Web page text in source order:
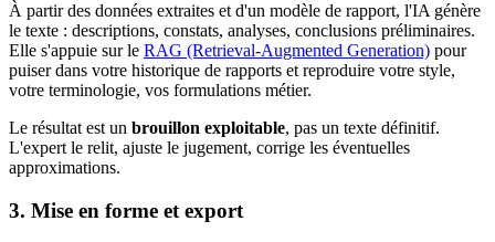
À partir des données extraites et d'un modèle de rapport, l'IA génère
le texte : descriptions, constats, analyses, conclusions préliminaires.
Elle s'appuie sur le RAG (Retrieval-Augmented Generation) pour
puiser dans votre historique de rapports et reproduire votre style,
votre terminologie, vos formulations métier.
Le résultat est un brouillon exploitable, pas un texte définitif.
L'expert le relit, ajuste le jugement, corrige les éventuelles
approximations.
3. Mise en forme et export